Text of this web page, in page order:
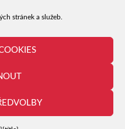
to v žádném případě
a jejich případné využití je
uvážení uživatele.
autoři nejsou registrovanými
makléřem. Obchodování je
a proto není vhodné pro
stránek a služeb.